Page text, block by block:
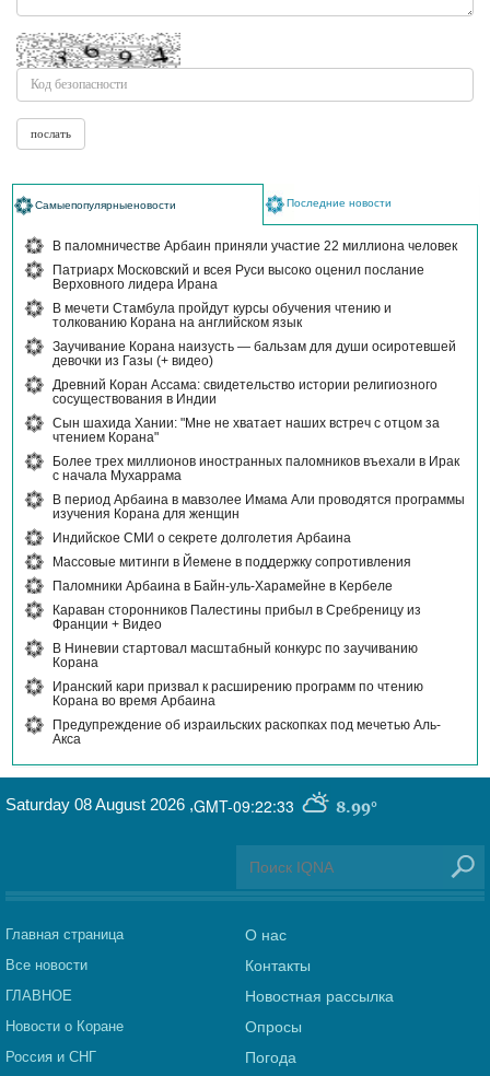
Самыепопулярныеновости Последние новости
В паломничестве Арбаин приняли участие 22 миллиона человек
Патриарх Московский и всея Руси высоко оценил послание
Верховного лидера Ирана
В мечети Стамбула пройдут курсы обучения чтению и
толкованию Корана на английском язык
Заучивание Корана наизусть — бальзам для души осиротевшей
девочки из Газы (+ видео)
Древний Коран Ассама: свидетельство истории религиозного
сосуществования в Индии
Сын шахида Хании: "Мне не хватает наших встреч с отцом за
чтением Корана"
Более трех миллионов иностранных паломников въехали в Ирак
с начала Мухаррама
В период Арбаина в мавзолее Имама Али проводятся программы
изучения Корана для женщин
Индийское СМИ о секрете долголетия Арбаина
Массовые митинги в Йемене в поддержку сопротивления
Паломники Арбаина в Байн-уль-Харамейне в Кербеле
Караван сторонников Палестины прибыл в Сребреницу из
Франции + Видео
В Ниневии стартовал масштабный конкурс по заучиванию
Корана
Иранский кари призвал к расширению программ по чтению
Корана во время Арбаина
Предупреждение об израильских раскопках под мечетью Аль-
Акса
GMT-09:22:33 8.99°
Saturday 08 August 2026 ,
Главная страница
Все новости
ГЛАВНОЕ
Новости о Коране
Россия и СНГ
О нас
Контакты
Новостная рассылка
Опросы
Погода